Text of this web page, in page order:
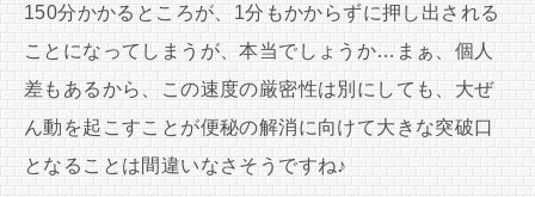
150分かかるところが、1分もかからずに押し出される
ことになってしまうが、本当でしょうか…まぁ、個人
差もあるから、この速度の厳密性は別にしても、大ぜ
ん動を起こすことが便秘の解消に向けて大きな突破口
となることは間違いなさそうですね♪